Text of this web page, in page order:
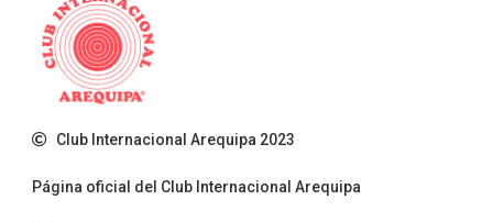
Club Internacional Arequipa 2023
Página oficial del Club Internacional Arequipa